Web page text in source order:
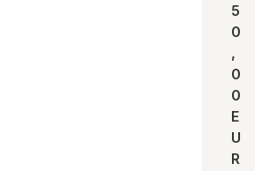
5
0
,
0
0
E
U
R